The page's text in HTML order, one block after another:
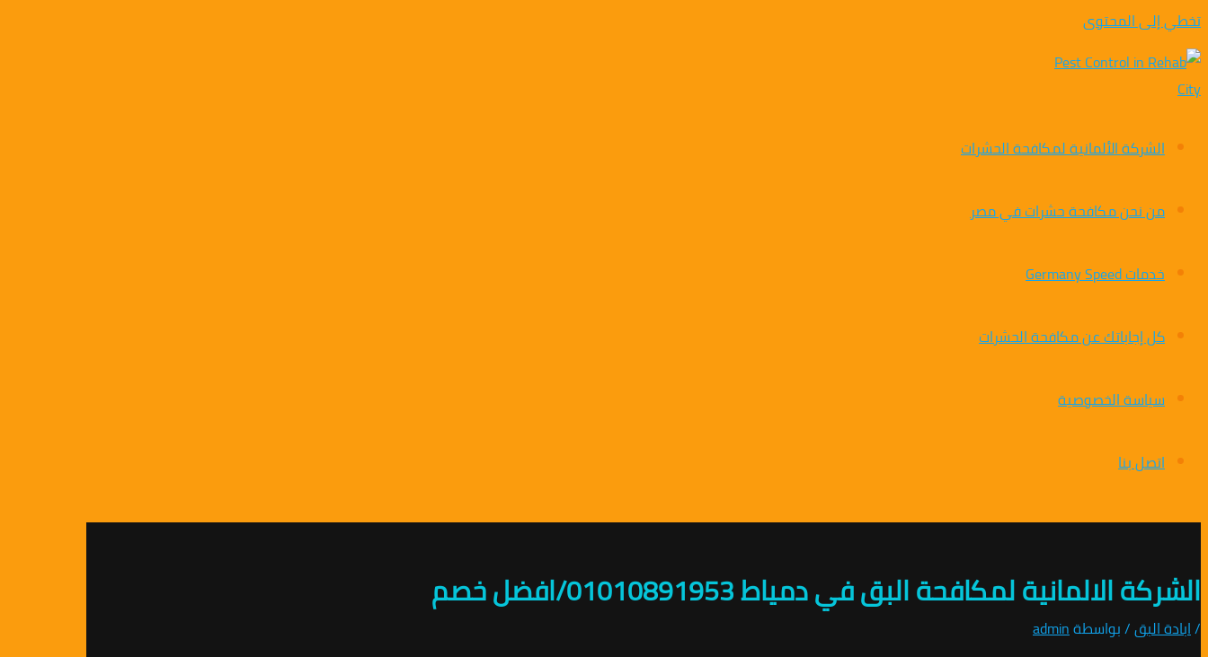
تخطي إلى المحتوى
الشركة الألمانية لمكافحة الحشرات
من نحن مكافحة حشرات في مصر
خدمات Germany Speed
كل إجاباتك عن مكافحة الحشرات
سياسة الخصوصية
اتصل بنا
الشركة الالمانية لمكافحة البق في دمياط 01010891953/افضل خصم
/ابادة البق/ بواسطةadmin